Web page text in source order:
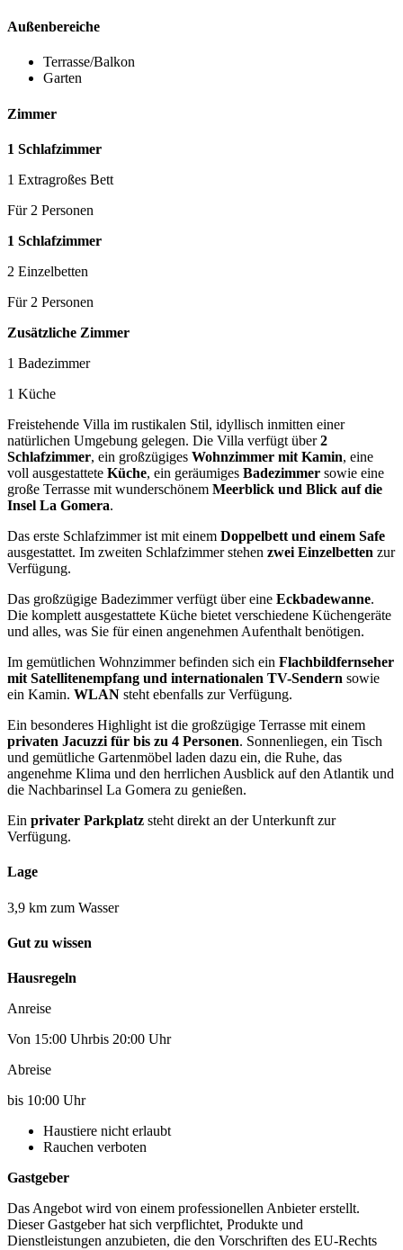
Außenbereiche
Terrasse/Balkon
Garten
Zimmer
1 Schlafzimmer
1 Extragroßes Bett
Für 2 Personen
1 Schlafzimmer
2 Einzelbetten
Für 2 Personen
Zusätzliche Zimmer
1 Badezimmer
1 Küche
Freistehende Villa im rustikalen Stil, idyllisch inmitten einer
natürlichen Umgebung gelegen. Die Villa verfügt über2
Schlafzimmer, ein großzügiges Wohnzimmer mit Kamin, eine
voll ausgestattete Küche, ein geräumiges Badezimmer sowie eine
große Terrasse mit wunderschönem Meerblick und Blick auf die
Insel La Gomera.
Das erste Schlafzimmer ist mit einem Doppelbett und einem Safe
ausgestattet. Im zweiten Schlafzimmer stehen zwei Einzelbetten zur
Verfügung.
Das großzügige Badezimmer verfügt über eine Eckbadewanne.
Die komplett ausgestattete Küche bietet verschiedene Küchengeräte
und alles, was Sie für einen angenehmen Aufenthalt benötigen.
Im gemütlichen Wohnzimmer befinden sich ein Flachbildfernseher
mit Satellitenempfang und internationalen TV-Sendern sowie
ein Kamin. WLAN steht ebenfalls zur Verfügung.
Ein besonderes Highlight ist die großzügige Terrasse mit einem
privaten Jacuzzi für bis zu 4 Personen. Sonnenliegen, ein Tisch
und gemütliche Gartenmöbel laden dazu ein, die Ruhe, das
angenehme Klima und den herrlichen Ausblick auf den Atlantik und
die Nachbarinsel La Gomera zu genießen.
Ein privater Parkplatz steht direkt an der Unterkunft zur
Verfügung.
Lage
3,9 km zum Wasser
Gut zu wissen
Hausregeln
Anreise
Von 15:00 Uhrbis 20:00 Uhr
Abreise
bis 10:00 Uhr
Haustiere nicht erlaubt
Rauchen verboten
Gastgeber
Das Angebot wird von einem professionellen Anbieter erstellt.
Dieser Gastgeber hat sich verpflichtet, Produkte und
Dienstleistungen anzubieten, die den Vorschriften des EU-Rechts